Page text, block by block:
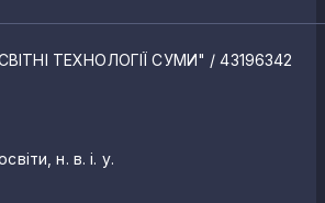
ТЕХНОЛОГІЇ СУМИ" / 43196342
н. в. і. у.